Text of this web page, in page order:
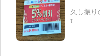
久し振り
t